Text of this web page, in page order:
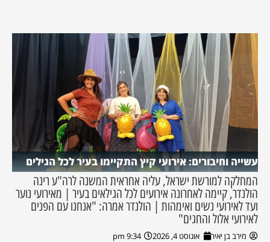
עשייה וחיבורים: אירועי קיץ התקיימו בעיר לכל הגילים
המחלקה למורשת ישראל, עליה אחראית המשנה לרה"ע רינה
הולנדר, קיימה לאחרונה אירועים לכל הגילאים בעיר | מאירועי נוער
ועד לאירועי נשים ואימהות | הולנדר אמרה: "אנחנו עם הפנים
לאירועי אלול והחגים"
מירב בן יאיר אוגוסט 4, 2026 9:34 pm